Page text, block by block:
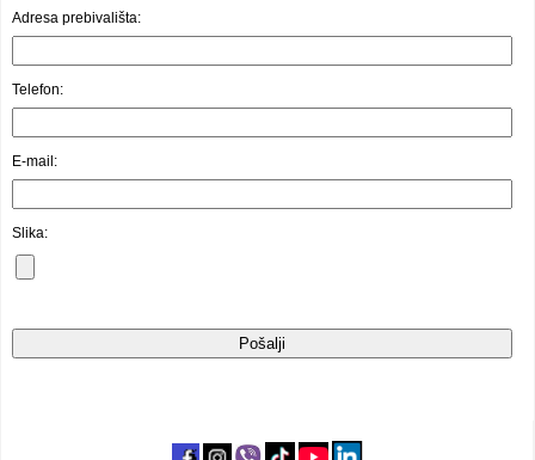
Adresa prebivališta:
Telefon:
E-mail:
Slika: